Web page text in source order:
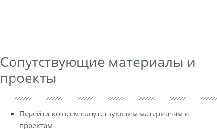
Сопутствующие материалы и
проекты
Перейти ко всем сопутствующим материалам и
проектам